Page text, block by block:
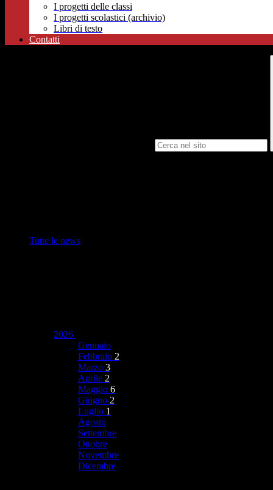
I progetti delle classi
I progetti scolastici (archivio)
Libri di testo
Contatti
Tutte le news
2026
Gennaio
Febbraio 2
Marzo 3
Aprile 2
Maggio 6
Giugno 2
Luglio 1
Agosto
Settembre
Ottobre
Novembre
Dicembre